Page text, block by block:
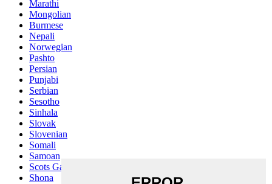
Marathi
Mongolian
Burmese
Nepali
Norwegian
Pashto
Persian
Punjabi
Serbian
Sesotho
Sinhala
Slovak
Slovenian
Somali
Samoan
Scots Gaelic
Shona